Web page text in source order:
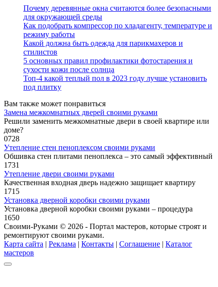
Почему деревянные окна считаются более безопасными
для окружающей среды
Как подобрать компрессор по хладагенту, температуре и
режиму работы
Какой должна быть одежда для парикмахеров и
стилистов
5 основных правил профилактики фотостарения и
сухости кожи после солнца
Топ-4 какой теплый пол в 2023 году лучше установить
под плитку
Вам также может понравиться
Замена межкомнатных дверей своими руками
Решили заменить межкомнатные двери в своей квартире или
доме?
0728
Утепление стен пеноплексом своими руками
Обшивка стен плитами пеноплекса – это самый эффективный
1731
Утепление двери своими руками
Качественная входная дверь надежно защищает квартиру
1715
Установка дверной коробки своими руками
Установка дверной коробки своими руками – процедура
1650
Своими-Руками © 2026 - Портал мастеров, которые строят и
ремонтируют своими руками.
Карта сайта | Реклама | Контакты | Соглашение | Каталог
мастеров